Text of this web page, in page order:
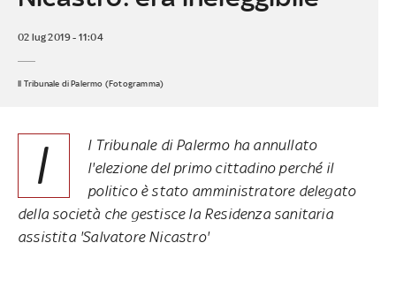
02 lug 2019 - 11:04
Il Tribunale di Palermo (Fotogramma)
I
l Tribunale di Palermo ha annullato
l'elezione del primo cittadino perché il
politico è stato amministratore delegato
della società che gestisce la Residenza sanitaria
assistita 'Salvatore Nicastro'